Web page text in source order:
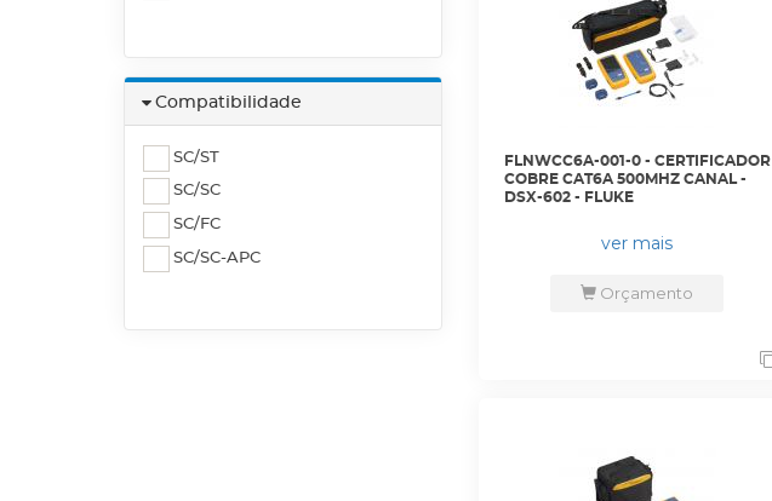
Compatibilidade
SC/ST
SC/SC
SC/FC
SC/SC-APC
FLNWCC6A-001-0 - CERTIFICADOR
COBRE CAT6A 500MHZ CANAL -
DSX-602 - FLUKE
ver mais
Orçamento